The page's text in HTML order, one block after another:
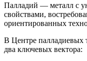
Палладий — металл с
свойствами,
ориентированных
В Центре палладиевых
два ключевых вектора: